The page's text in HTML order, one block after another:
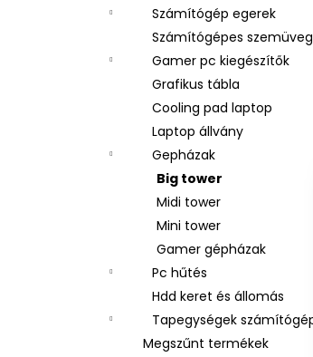
Számítógép egerek
Számítógépes szemüveg
Gamer pc kiegészítők
Grafikus tábla
Cooling pad laptop
Laptop állvány
Gepházak
Big tower
Midi tower
Mini tower
Gamer gépházak
Pc hűtés
Hdd keret és állomás
Tapegységek
Megszűnt termékek